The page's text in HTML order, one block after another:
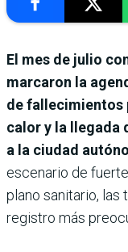
El mes de julio
marcaron la
de fallecimientos
calor y la llegada
a la ciudad
escenario de
plano sanitario, las
registro más